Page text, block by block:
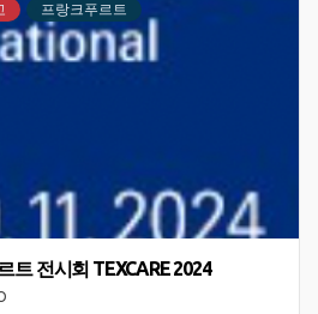
프랑크푸르트
트 전시회 TEXCARE 2024